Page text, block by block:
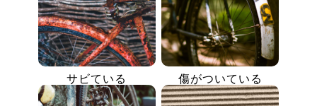
サビている 傷がついている